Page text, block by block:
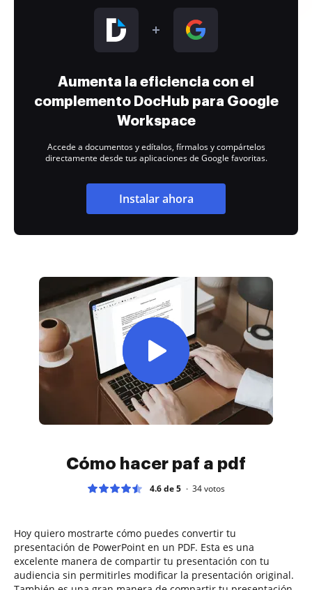
Aumenta la eficiencia con el
complemento DocHub para Google
Workspace
Accede a documentos y edítalos, fírmalos y compártelos
directamente desde tus aplicaciones de Google favoritas.
Instalar ahora
Cómo hacer paf a pdf
4.6 de 5 34votos
Hoy quiero mostrarte cómo puedes convertir tu
presentación de PowerPoint en un PDF. Esta es una
excelente manera de compartir tu presentación con tu
audiencia sin permitirles modificar la presentación original.